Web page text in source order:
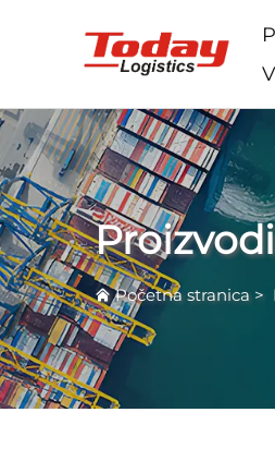
Proizvodi
Početna stranica >